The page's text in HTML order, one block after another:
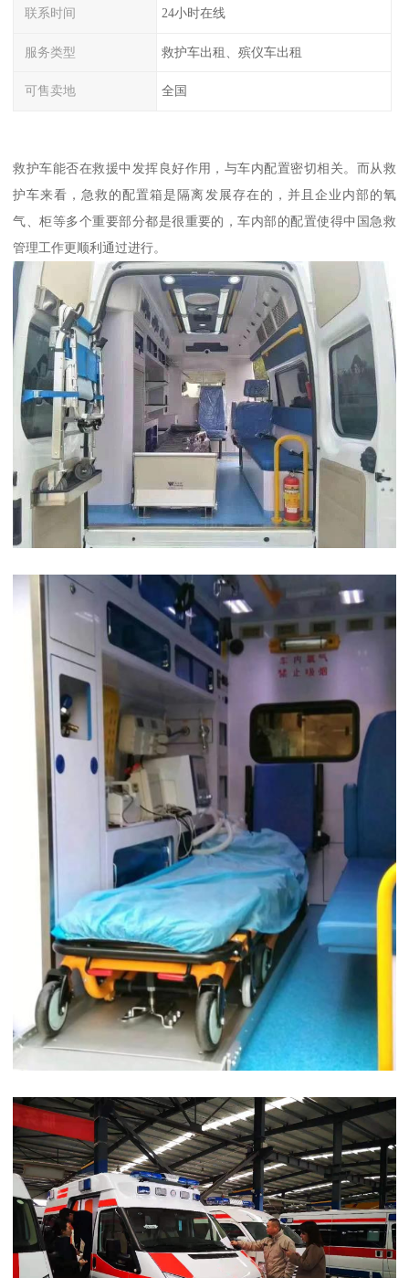
联系时间 24小时在线
服务类型 救护车出租、殡仪车出租
可售卖地 全国
救护车能否在救援中发挥良好作用，与车内配置密切相关。而从救
护车来看，急救的配置箱是隔离发展存在的，并且企业内部的氧
气、柜等多个重要部分都是很重要的，车内部的配置使得中国急救
管理工作更顺利通过进行。